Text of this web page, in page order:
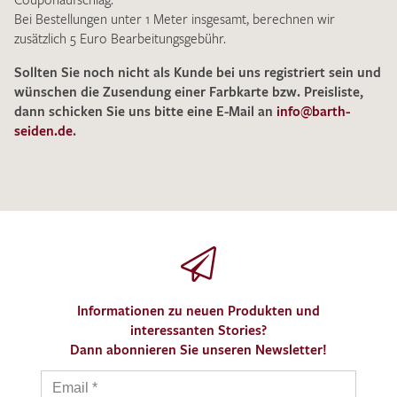
Bei Bestellungen unter 1 Meter insgesamt, berechnen wir
zusätzlich 5 Euro Bearbeitungsgebühr.
Sollten Sie noch nicht als Kunde bei uns registriert sein und
wünschen die Zusendung einer Farbkarte bzw. Preisliste,
dann schicken Sie uns bitte eine E-Mail an info@barth-
seiden.de.
Informationen zu neuen Produkten und
interessanten Stories?
Dann abonnieren Sie unseren Newsletter!